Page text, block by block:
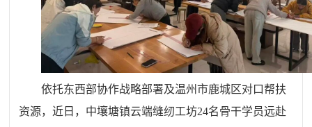
依托东西部协作战略部署及温州市鹿城区对口帮扶
资源，近日，中壤塘镇云端缝纫工坊24名骨干学员远赴